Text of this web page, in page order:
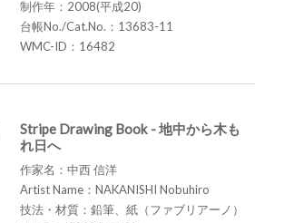
制作年：2008(平成20)
台帳No./Cat.No.：13683-11
WMC-ID：16482
Stripe Drawing Book - 地中から木も
れ日へ
作家名：中西 信洋
Artist Name：NAKANISHI Nobuhiro
技法・材質：鉛筆、紙（ファブリアーノ）